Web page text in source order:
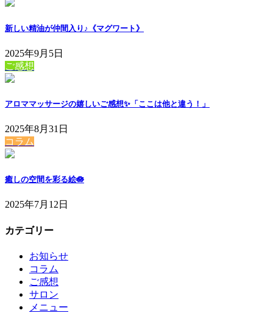
新しい精油が仲間入り♪《マグワート》
2025年9月5日
ご感想
アロママッサージの嬉しいご感想✨「ここは他と違う！」
2025年8月31日
コラム
癒しの空間を彩る絵🪷
2025年7月12日
カテゴリー
お知らせ
コラム
ご感想
サロン
メニュー